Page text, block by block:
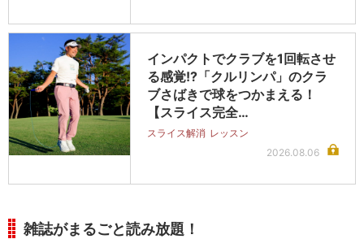
インパクトでクラブを1回転させ
る感覚!?「クルリンパ」のクラ
ブさばきで球をつかまえる！
【スライス完全…
スライス解消 レッスン
2026.08.06
雑誌がまるごと読み放題！